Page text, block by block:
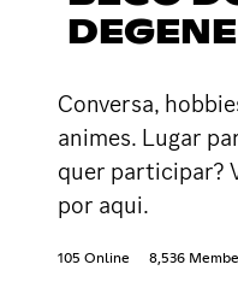
Conversa,
animes. Lugar
quer participar?
por aqui.
105 Online 8,536